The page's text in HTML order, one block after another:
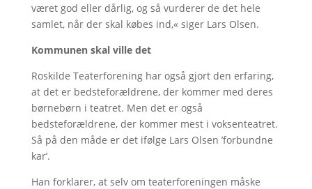
været god eller dårlig, og så vurderer de det hele
samlet, når der skal købes ind,« siger Lars Olsen.
Kommunen skal ville det
Roskilde Teaterforening har også gjort den erfaring,
at det er bedsteforældrene, der kommer med deres
børnebørn i teatret. Men det er også
bedsteforældrene, der kommer mest i voksenteatret.
Så på den måde er det ifølge Lars Olsen ’forbundne
kar’.
Han forklarer, at selv om teaterforeningen måske